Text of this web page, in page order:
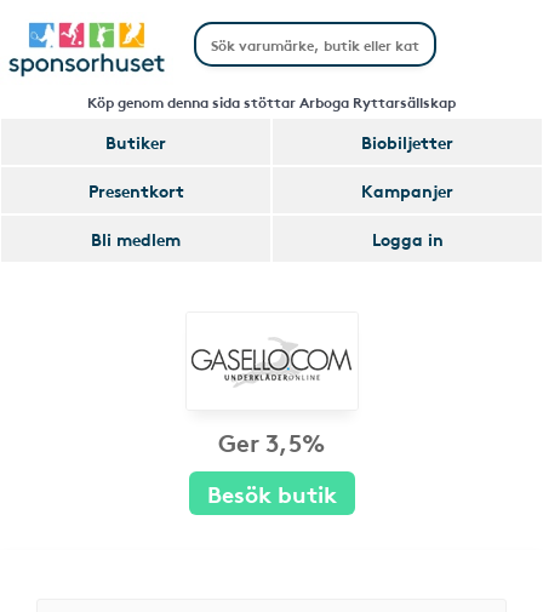
Köp genom denna sida stöttar Arboga Ryttarsällskap
Butiker
Biobiljetter
Presentkort
Kampanjer
Bli medlem
Logga in
Ger 3,5%
Besök butik